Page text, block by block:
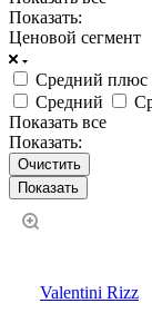
Показать:
Ценовой сегмент
Средний плюс
Средний
Показать все
Показать:
Очистить
Valentini Rizz